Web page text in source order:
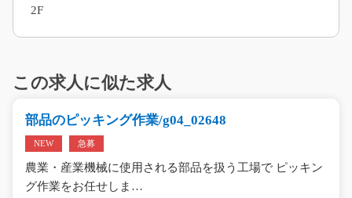
2F
この求人に似た求人
部品のピッキング作業/g04_02648
NEW 急募
農業・産業機械に使用される部品を扱う工場で ピッキン
グ作業をお任せしま…